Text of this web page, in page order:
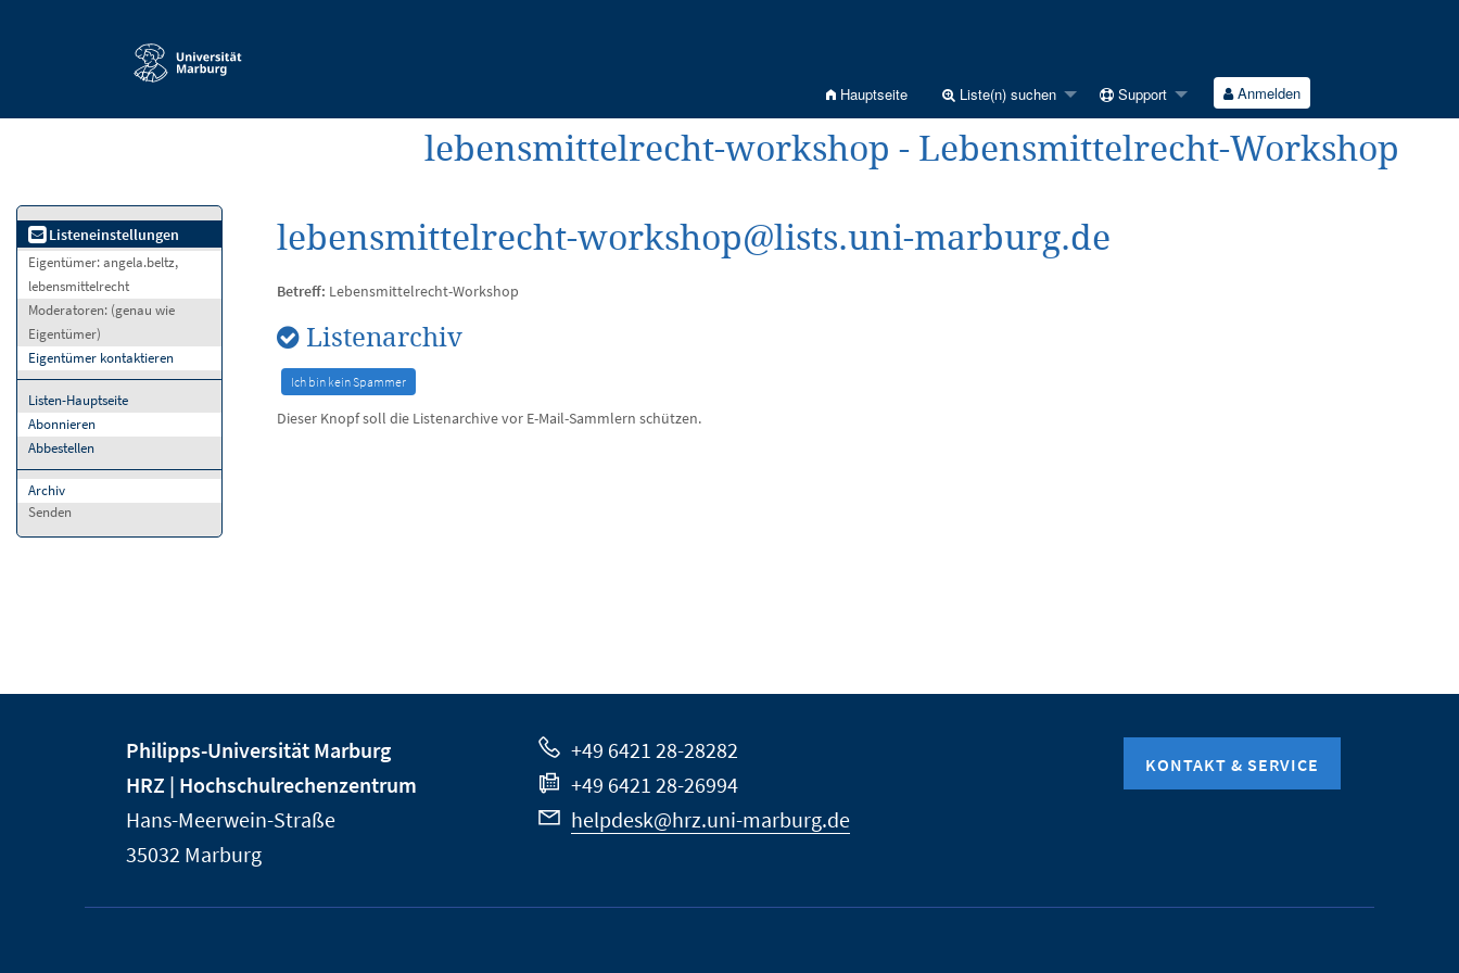
Hauptseite Liste(n) suchen Support Anmelden
lebensmittelrecht-workshop - Lebensmittelrecht-Workshop
Listeneinstellungen
Eigentümer:angela.beltz,
lebensmittelrecht
Moderatoren: (genau wie
Eigentümer)
Eigentümer kontaktieren
Listen-Hauptseite
Abonnieren
Abbestellen
Archiv
Senden
lebensmittelrecht-workshop@lists.uni-marburg.de
Betreff: Lebensmittelrecht-Workshop
Listenarchiv
Dieser Knopf soll die Listenarchive vor E-Mail-Sammlern schützen.
Informationen
der
Universität
Marburg
Philipps-Universität Marburg
HRZ | Hochschulrechenzentrum
Hans-Meerwein-Straße
35032 Marburg
+49 6421 28-28282
+49 6421 28-26994
helpdesk@hrz.uni-marburg.de
KONTAKT & SERVICE